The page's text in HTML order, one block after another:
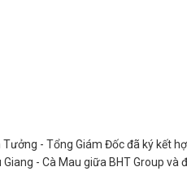
- Tổng Giám Đốc đã ký kết
- Cà Mau giữa BHT Group và